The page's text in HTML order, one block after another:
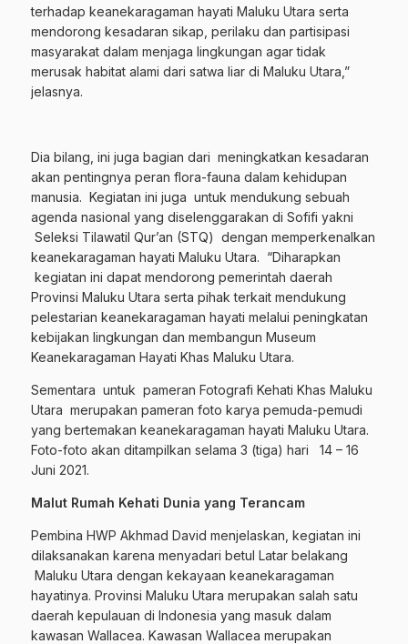
terhadap keanekaragaman hayati Maluku Utara serta
mendorong kesadaran sikap, perilaku dan partisipasi
masyarakat dalam menjaga lingkungan agar tidak
merusak habitat alami dari satwa liar di Maluku Utara,”
jelasnya.
Dia bilang, ini juga bagian dari meningkatkan kesadaran
akan pentingnya peran flora-fauna dalam kehidupan
manusia. Kegiatan ini juga untuk mendukung sebuah
agenda nasional yang diselenggarakan di Sofifi yakni
Seleksi Tilawatil Qur’an (STQ) dengan memperkenalkan
keanekaragaman hayati Maluku Utara. “Diharapkan
kegiatan ini dapat mendorong pemerintah daerah
Provinsi Maluku Utara serta pihak terkait mendukung
pelestarian keanekaragaman hayati melalui peningkatan
kebijakan lingkungan dan membangun Museum
Keanekaragaman Hayati Khas Maluku Utara.
Sementara untuk pameran Fotografi Kehati Khas Maluku
Utara merupakan pameran foto karya pemuda-pemudi
yang bertemakan keanekaragaman hayati Maluku Utara.
Foto-foto akan ditampilkan selama 3 (tiga) hari 14 – 16
Juni 2021.
Malut Rumah Kehati Dunia yang Terancam
Pembina HWP Akhmad David menjelaskan, kegiatan ini
dilaksanakan karena menyadari betul Latar belakang
Maluku Utara dengan kekayaan keanekaragaman
hayatinya. Provinsi Maluku Utara merupakan salah satu
daerah kepulauan di Indonesia yang masuk dalam
kawasan Wallacea. Kawasan Wallacea merupakan